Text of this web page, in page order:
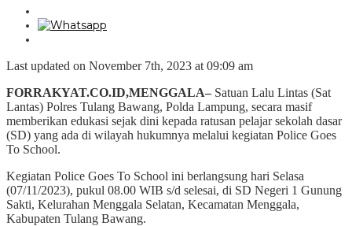
Last updated on November 7th, 2023 at 09:09 am
FORRAKYAT.CO.ID,MENGGALA– Satuan Lalu Lintas (Sat
Lantas) Polres Tulang Bawang, Polda Lampung, secara masif
memberikan edukasi sejak dini kepada ratusan pelajar sekolah dasar
(SD) yang ada di wilayah hukumnya melalui kegiatan Police Goes
To School.
Kegiatan Police Goes To School ini berlangsung hari Selasa
(07/11/2023), pukul 08.00 WIB s/d selesai, di SD Negeri 1 Gunung
Sakti, Kelurahan Menggala Selatan, Kecamatan Menggala,
Kabupaten Tulang Bawang.